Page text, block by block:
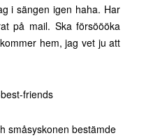
i sängen igen haha. Har
på mail. Ska försöööka
hem, jag vet ju att
småsyskonen bestämde